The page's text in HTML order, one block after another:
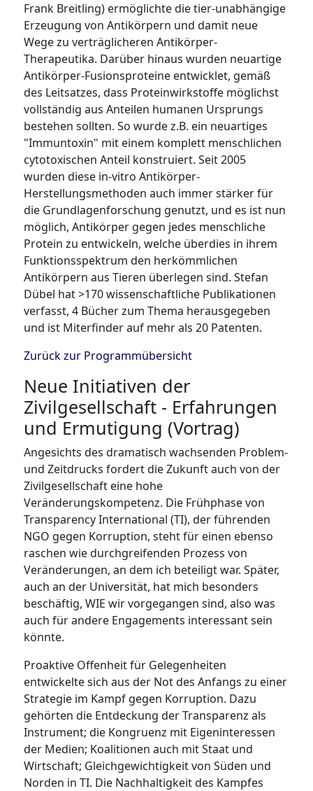
Frank Breitling) ermöglichte die tier-unabhängige
Erzeugung von Antikörpern und damit neue
Wege zu verträglicheren Antikörper-
Therapeutika. Darüber hinaus wurden neuartige
Antikörper-Fusionsproteine entwicklet, gemäß
des Leitsatzes, dass Proteinwirkstoffe möglichst
vollständig aus Anteilen humanen Ursprungs
bestehen sollten. So wurde z.B. ein neuartiges
"Immuntoxin" mit einem komplett menschlichen
cytotoxischen Anteil konstruiert. Seit 2005
wurden diese in-vitro Antikörper-
Herstellungsmethoden auch immer stärker für
die Grundlagenforschung genutzt, und es ist nun
möglich, Antikörper gegen jedes menschliche
Protein zu entwickeln, welche überdies in ihrem
Funktionsspektrum den herkömmlichen
Antikörpern aus Tieren überlegen sind. Stefan
Dübel hat >170 wissenschaftliche Publikationen
verfasst, 4 Bücher zum Thema herausgegeben
und ist Miterfinder auf mehr als 20 Patenten.
Zurück zur Programmübersicht
Neue Initiativen der
Zivilgesellschaft - Erfahrungen
und Ermutigung (Vortrag)
Angesichts des dramatisch wachsenden Problem-
und Zeitdrucks fordert die Zukunft auch von der
Zivilgesellschaft eine hohe
Veränderungskompetenz. Die Frühphase von
Transparency International (TI), der führenden
NGO gegen Korruption, steht für einen ebenso
raschen wie durchgreifenden Prozess von
Veränderungen, an dem ich beteiligt war. Später,
auch an der Universität, hat mich besonders
beschäftig, WIE wir vorgegangen sind, also was
auch für andere Engagements interessant sein
könnte.
Proaktive Offenheit für Gelegenheiten
entwickelte sich aus der Not des Anfangs zu einer
Strategie im Kampf gegen Korruption. Dazu
gehörten die Entdeckung der Transparenz als
Instrument; die Kongruenz mit Eigeninteressen
der Medien; Koalitionen auch mit Staat und
Wirtschaft; Gleichgewichtigkeit von Süden und
Norden in TI. Die Nachhaltigkeit des Kampfes